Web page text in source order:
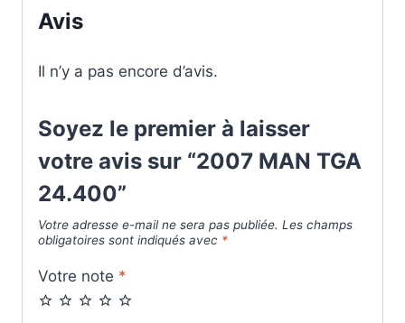
Avis
Il n’y a pas encore d’avis.
Soyez le premier à laisser
votre avis sur “2007 MAN TGA
24.400”
Votre adresse e-mail ne sera pas publiée. Les champs
obligatoires sont indiqués avec *
Votre note *